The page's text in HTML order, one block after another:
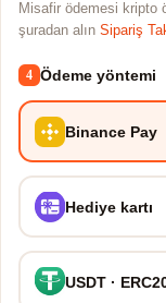
Misafir ödemesi kripto
şuradan alın Sipariş
4 Ödeme yöntemi
Binance Pay
Hediye kartı
USDT ·